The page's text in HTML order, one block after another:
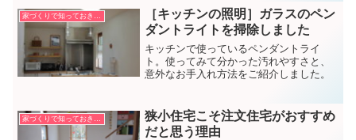
家づくりで知っておきたいこと
［キッチンの照明］ガラスのペン
ダントライトを掃除しました
キッチンで使っているペンダントライ
ト。使ってみて分かった汚れやすさと、
意外なお手入れ方法をご紹介しました。
狭小住宅こそ注文住宅がおすすめ
だと思う理由